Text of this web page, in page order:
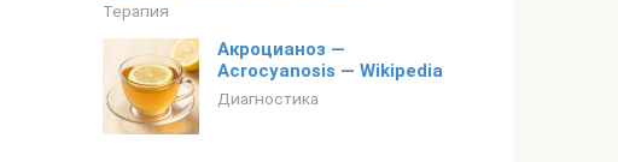
Терапия
Акроцианоз —
Acrocyanosis — Wikipedia
Диагностика